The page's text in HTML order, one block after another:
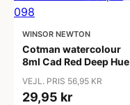
WINSOR NEWTON
Cotman watercolour
8ml Cad Red Deep Hue
VEJL. PRIS 56,95 KR
29,95 kr